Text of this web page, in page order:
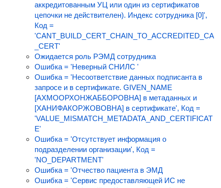
аккредитованным УЦ или один из сертификатов
цепочки не действителен). Индекс сотрудника [0]',
Код =
'CANT_BUILD_CERT_CHAIN_TO_ACCREDITED_CA
_CERT'
Ожидается роль РЭМД сотрудника
Ошибка = 'Неверный СНИЛС '
Ошибка = 'Несоответствие данных подписанта в
запросе и в сертификате. GIVEN_NAME
[АХМООРХОНЖАББОРОВНА] в метаданных и
[ХАНИФАКОРЖОВОВНА] в сертификате', Код =
'VALUE_MISMATCH_METADATA_AND_CERTIFICAT
E'
Ошибка = 'Отсутствует информация о
подразделении организации', Код =
'NO_DEPARTMENT'
Ошибка = 'Отчество пациента в ЭМД
Ошибка = 'Сервис предоставляющей ИС не